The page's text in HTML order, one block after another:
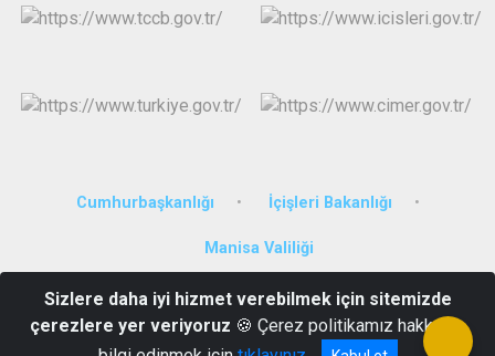
Cumhurbaşkanlığı İçişleri Bakanlığı
Manisa Valiliği
Cumhuriyet Mahallesi, Atatürk Bulvarı, No:194/2 - Turgutlu/Manisa
(0236) 313 26 06
Sizlere daha iyi hizmet verebilmek için sitemizde
çerezlere yer veriyoruz 🍪 Çerez politikamız hakkında